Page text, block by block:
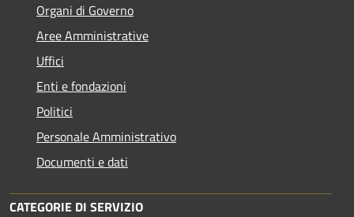
Organi di Governo
Aree Amministrative
Uffici
Enti e fondazioni
Politici
Personale Amministrativo
Documenti e dati
CATEGORIE DI SERVIZIO